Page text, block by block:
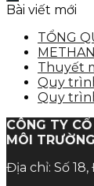
Bài viết mới
TỔNG
Thuyết
Quy
Quy
CÔNG TY
MÔI
Địa chỉ: Số